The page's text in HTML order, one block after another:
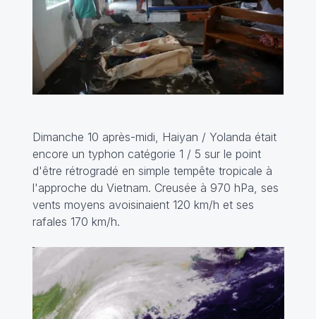
Dimanche 10 après-midi, Haiyan / Yolanda était
encore un typhon catégorie 1 / 5 sur le point
d'être rétrogradé en simple tempête tropicale à
l'approche du Vietnam. Creusée à 970 hPa, ses
vents moyens avoisinaient 120 km/h et ses
rafales 170 km/h.